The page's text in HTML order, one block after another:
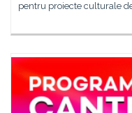
pentru proiecte culturale